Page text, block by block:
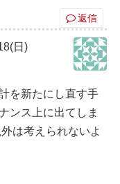
返信
日)
を新たにし直す手
ンス上に出てしま
は考えられないよ